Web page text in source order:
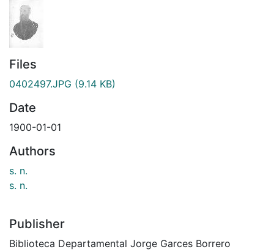
Files
0402497.JPG (9.14 KB)
Date
1900-01-01
Authors
s. n.
s. n.
Publisher
Biblioteca Departamental Jorge Garces Borrero